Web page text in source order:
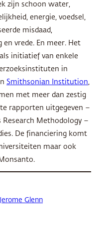
zijn schoon water,
energie, voedsel,
misdaad,
vrede. En meer. Het
initiatief van enkele
in
Smithsonian Institution
met meer dan zestig
rapporten uitgegeven –
Methodology –
De financiering komt
maar ook
Jerome Glenn